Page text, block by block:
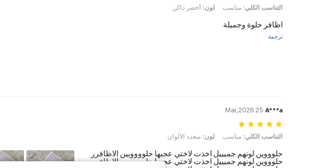
التناسب الكلي: مناسب, لون: أخضر داكن
التناسب الكلي: مناسب لون: أخضر داكن
اظافر حلوة وجميلة
ترجمة
A***a
25 Mar,2026
التناسب الكلي: مناسب, لون: متعدد الألوان
التناسب الكلي: مناسب لون: متعدد الألوان
حلوووين لونهم جميييل اخذت لاختي عجبها حلوووويين الاظافرر
حلوووين لونهم جميييل اخذت لاختي عجبها حلوووويين الاظافرر